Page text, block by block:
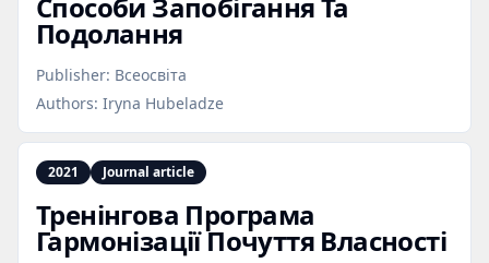
Подолання
Publisher: Всеосвіта
Authors: Iryna Hubeladze
2021 Journal article
Тренінгова Програма
Гармонізації Почуття Власності